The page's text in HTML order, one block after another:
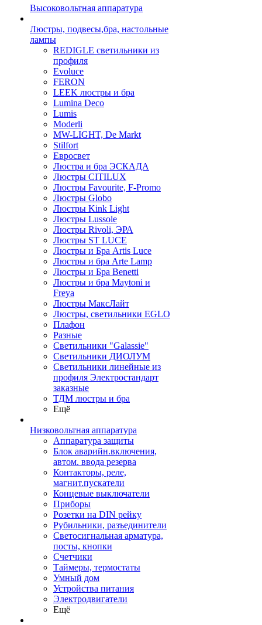
Высоковольтная аппаратура
Люстры, подвесы,бра, настольные
лампы
REDIGLE светильники из
профиля
Evoluce
FERON
LEEK люстры и бра
Lumina Deco
Lumis
Moderli
MW-LIGHT, De Markt
Stilfort
Евросвет
Люстра и бра ЭСКАДА
Люстры CITILUX
Люстры Favourite, F-Promo
Люстры Globo
Люстры Kink Light
Люстры Lussole
Люстры Rivoli, ЭРА
Люстры ST LUCE
Люстры и Бра Artis Luce
Люстры и бра Arte Lamp
Люстры и Бра Benetti
Люстры и бра Maytoni и
Freya
Люстры МаксЛайт
Люстры, светильники EGLO
Плафон
Разные
Светильники "Galassie"
Светильники ДИОЛУМ
Светильники линейные из
профиля Электростандарт
заказные
ТДМ люстры и бра
Ещё
Низковольтная аппаратура
Аппаратура защиты
Блок аварийн.включения,
автом. ввода резерва
Контакторы, реле,
магнит.пускатели
Концевые выключатели
Приборы
Розетки на DIN рейку
Рубильники, разъединители
Светосигнальная арматура,
посты, кнопки
Счетчики
Таймеры, термостаты
Умный дом
Устройства питания
Электродвигатели
Ещё